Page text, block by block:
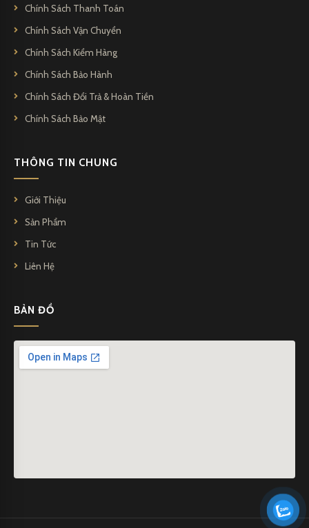
Chính Sách Thanh Toán
Chính Sách Vận Chuyển
Chính Sách Kiểm Hàng
Chính Sách Bảo Hành
Chính Sách Đổi Trả & Hoàn Tiền
Chính Sách Bảo Mật
THÔNG TIN CHUNG
Giới Thiệu
Sản Phẩm
Tin Tức
Liên Hệ
BẢN ĐỒ